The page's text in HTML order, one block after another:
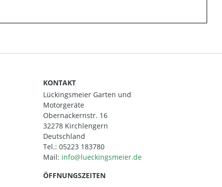
KONTAKT
Lückingsmeier Garten und
Motorgeräte
Obernackernstr. 16
32278 Kirchlengern
Deutschland
Tel.: 05223 183780
Mail:
ÖFFNUNGSZEITEN